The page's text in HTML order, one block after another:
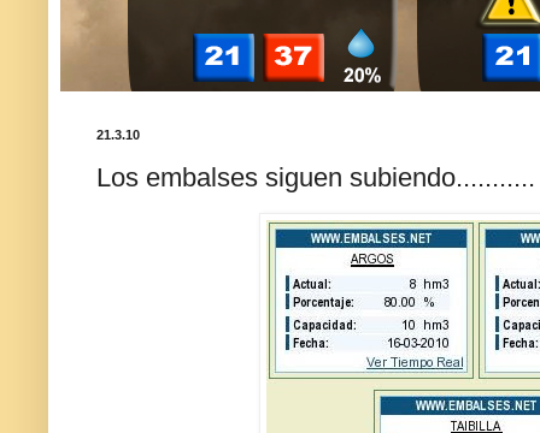
21.3.10
Los embalses siguen subiendo...........